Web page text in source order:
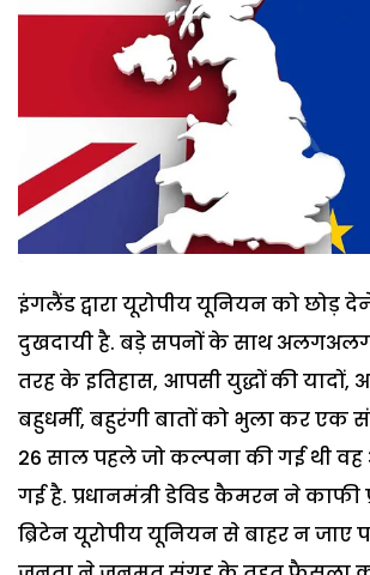
इंगलैंड द्वारा यूरोपीय यूनियन को छोड़
दुखदायी है. बड़े सपनों के साथ
तरह के इतिहास, आपसी युद्धों की यादों,
बहुधर्मी, बहुरंगी बातों को भुला कर एक
26 साल पहले जो कल्पना की गई थी वह
गई है. प्रधानमंत्री डेविड कैमरन ने काफी
ब्रिटेन यूरोपीय यूनियन से बाहर न जाए